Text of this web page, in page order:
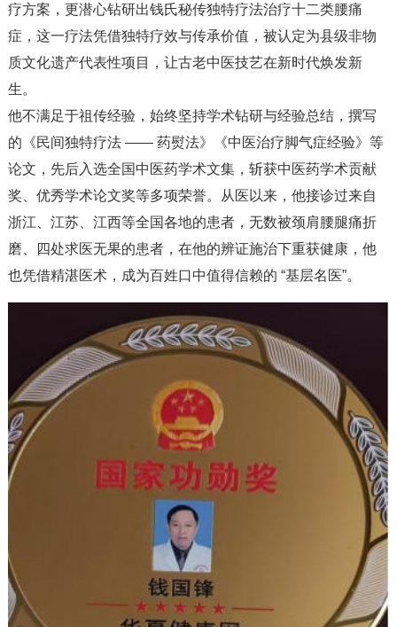
疗方案，更潜心钻研出钱氏秘传独特疗法治疗十二类腰痛
症，这一疗法凭借独特疗效与传承价值，被认定为县级非物
质文化遗产代表性项目，让古老中医技艺在新时代焕发新
生。
他不满足于祖传经验，始终坚持学术钻研与经验总结，撰写
的《民间独特疗法 —— 药熨法》《中医治疗脚气症经验》等
论文，先后入选全国中医药学术文集，斩获中医药学术贡献
奖、优秀学术论文奖等多项荣誉。从医以来，他接诊过来自
浙江、江苏、江西等全国各地的患者，无数被颈肩腰腿痛折
磨、四处求医无果的患者，在他的辨证施治下重获健康，他
也凭借精湛医术，成为百姓口中值得信赖的 “基层名医”。